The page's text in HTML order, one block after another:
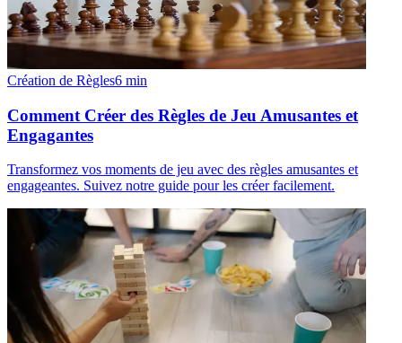
Création de Règles6 min
Comment Créer des Règles de Jeu Amusantes et
Engagantes
Transformez vos moments de jeu avec des règles amusantes et
engageantes. Suivez notre guide pour les créer facilement.